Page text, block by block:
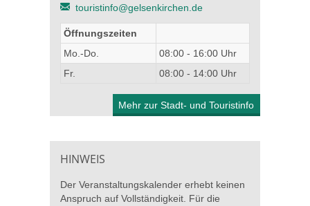
touristinfo@gelsenkirchen.de
Öffnungszeiten
Mo.-Do.
08:00 - 16:00 Uhr
Fr.
08:00 - 14:00 Uhr
Mehr zur Stadt- und Touristinfo
HINWEIS
Der Veranstaltungskalender erhebt keinen
Anspruch auf Vollständigkeit. Für die